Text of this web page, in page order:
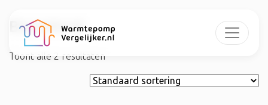
Blackbird
Toont alle 2 resultaten